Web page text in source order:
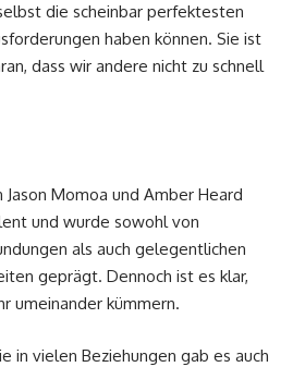
die scheinbar perfektesten
haben können. Sie ist
dass wir andere nicht zu schnell
Jason Momoa und Amber Heard
und wurde sowohl von
als auch gelegentlichen
geprägt. Dennoch ist es klar,
umeinander kümmern.
in vielen Beziehungen gab es auch